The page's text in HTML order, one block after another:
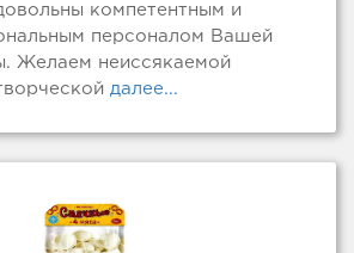
компетентным и
персоналом Вашей
Желаем неиссякаемой
далее...